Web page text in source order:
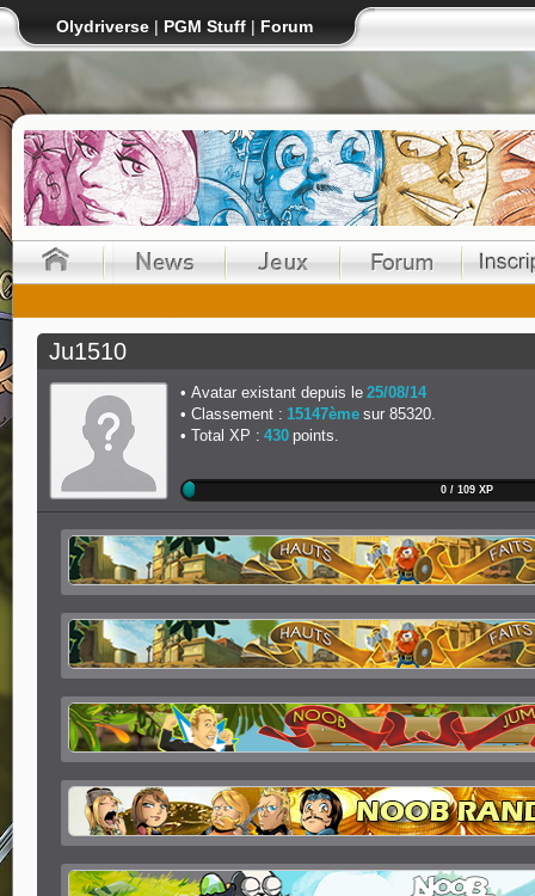
Olydriverse | PGM Stuff | Forum
Ju1510
Avatar existant depuis le 25/08/14
Classement : 15147ème sur 85320.
Total XP : 430 points.
0 / 109 XP